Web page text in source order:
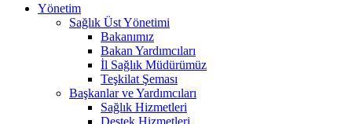
Yönetim
Sağlık Üst Yönetimi
Bakanımız
Bakan Yardımcıları
İl Sağlık Müdürümüz
Teşkilat Şeması
Başkanlar ve Yardımcıları
Sağlık Hizmetleri
Destek Hizmetleri